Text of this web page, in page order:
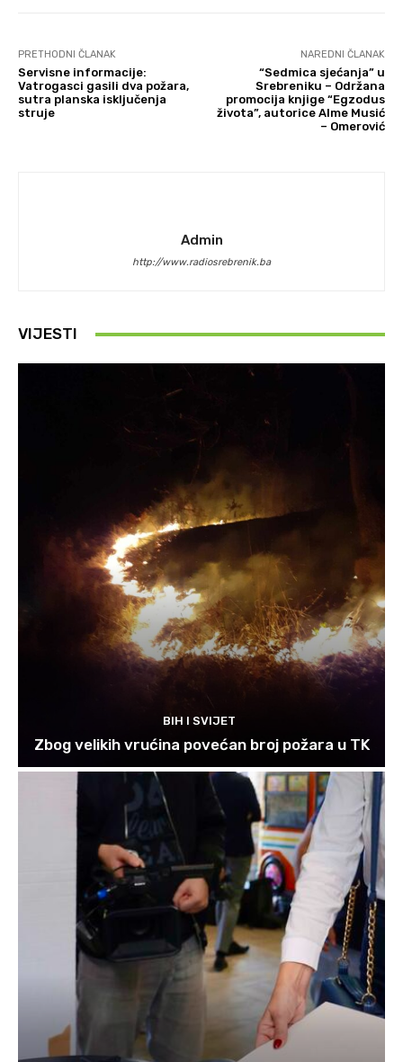
PRETHODNI ČLANAK
Servisne informacije:
Vatrogasci gasili dva požara,
sutra planska isključenja
struje
NAREDNI ČLANAK
“Sedmica sjećanja” u
Srebreniku – Održana
promocija knjige “Egzodus
života”, autorice Alme Musić
– Omerović
Admin
http://www.radiosrebrenik.ba
VIJESTI
BIH I SVIJET
Zbog velikih vrućina povećan broj požara u TK